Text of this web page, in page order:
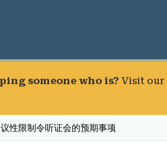
someone who is? Visit our
性限制令听证会的预期事项